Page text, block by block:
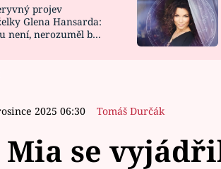
NOVINKY
projev
Glena Hansarda:
není, nerozuměl by
2025 06:30 Tomáš Durčák
se